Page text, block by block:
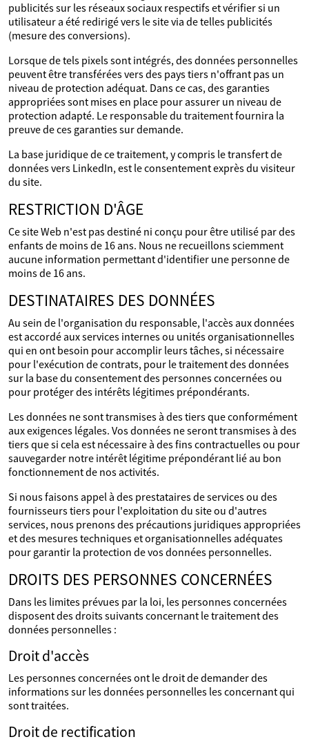
publicités sur les réseaux sociaux respectifs et vérifier si un
utilisateur a été redirigé vers le site via de telles publicités
(mesure des conversions).
Lorsque de tels pixels sont intégrés, des données personnelles
peuvent être transférées vers des pays tiers n'offrant pas un
niveau de protection adéquat. Dans ce cas, des garanties
appropriées sont mises en place pour assurer un niveau de
protection adapté. Le responsable du traitement fournira la
preuve de ces garanties sur demande.
La base juridique de ce traitement, y compris le transfert de
données vers LinkedIn, est le consentement exprès du visiteur
du site.
RESTRICTION D'ÂGE
Ce site Web n'est pas destiné ni conçu pour être utilisé par des
enfants de moins de 16 ans. Nous ne recueillons sciemment
aucune information permettant d'identifier une personne de
moins de 16 ans.
DESTINATAIRES DES DONNÉES
Au sein de l'organisation du responsable, l'accès aux données
est accordé aux services internes ou unités organisationnelles
qui en ont besoin pour accomplir leurs tâches, si nécessaire
pour l'exécution de contrats, pour le traitement des données
sur la base du consentement des personnes concernées ou
pour protéger des intérêts légitimes prépondérants.
Les données ne sont transmises à des tiers que conformément
aux exigences légales. Vos données ne seront transmises à des
tiers que si cela est nécessaire à des fins contractuelles ou pour
sauvegarder notre intérêt légitime prépondérant lié au bon
fonctionnement de nos activités.
Si nous faisons appel à des prestataires de services ou des
fournisseurs tiers pour l'exploitation du site ou d'autres
services, nous prenons des précautions juridiques appropriées
et des mesures techniques et organisationnelles adéquates
pour garantir la protection de vos données personnelles.
DROITS DES PERSONNES CONCERNÉES
Dans les limites prévues par la loi, les personnes concernées
disposent des droits suivants concernant le traitement des
données personnelles :
Droit d'accès
Les personnes concernées ont le droit de demander des
informations sur les données personnelles les concernant qui
sont traitées.
Droit de rectification